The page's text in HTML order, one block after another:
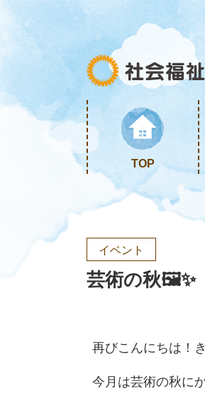
TOP
イベント
芸術の秋🖼✨
再びこんにちは！
今月は芸術の秋に